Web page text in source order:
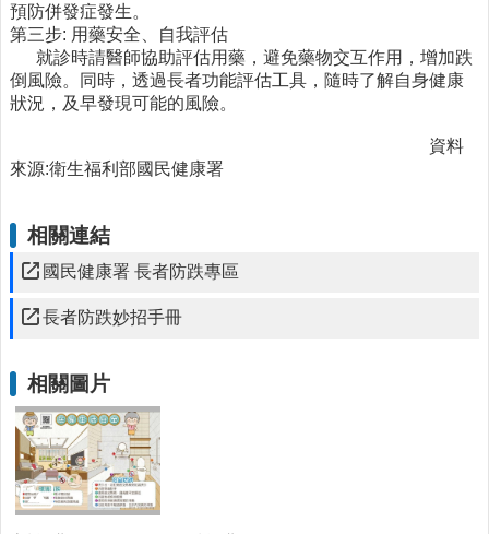
注
射
間
表
規
站
結
關
連
結
健
康
運
預防併發症發生。
第三步: 用藥安全、自我評估
就診時請醫師協助評估用藥，避免藥物交互作用，增加跌
倒風險。同時，透過長者功能評估工具，隨時了解自身健康
狀況，及早發現可能的風險。
資料
來源:衛生福利部國民健康署
相關連結
國民健康署 長者防跌專區
長者防跌妙招手冊
相關圖片